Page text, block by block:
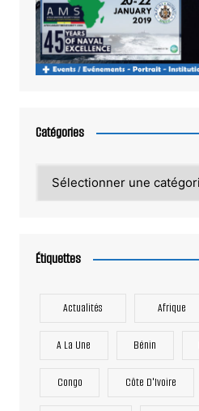
Catégories
Étiquettes
Actualités Afrique
A La Une Bénin
Congo Côte D'Ivoire